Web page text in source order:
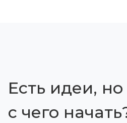
Есть идеи,
с чего